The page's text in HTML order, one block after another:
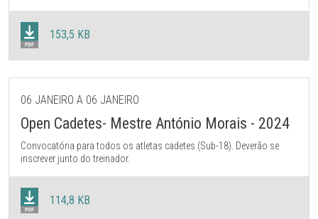
153,5 KB
06 JANEIRO A 06 JANEIRO
Open Cadetes- Mestre António Morais - 2024
Convocatória para todos os atletas cadetes (Sub-18). Deverão se
inscrever junto do treinador.
114,8 KB